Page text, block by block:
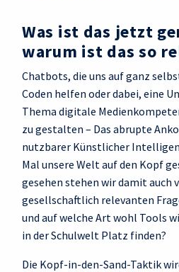
Was ist das jetzt
warum ist das so
Chatbots, die uns auf ganz
Coden helfen oder dabei, eine
Thema digitale
zu gestalten – Das abrupte
nutzbarer Künstlicher
Mal unsere Welt auf den Kopf
gesehen stehen wir damit auch
gesellschaftlich relevanten
und auf welche Art wohl Tools
in der Schulwelt Platz finden?
Die Kopf-in-den-Sand-Taktik